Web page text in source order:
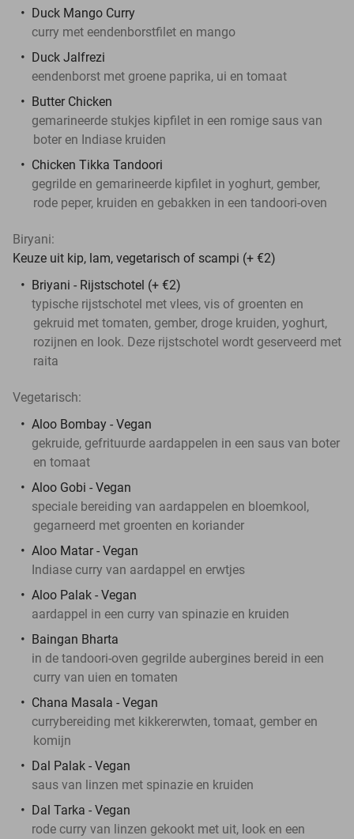
Duck Mango Curry
curry met eendenborstfilet en mango
Duck Jalfrezi
eendenborst met groene paprika, ui en tomaat
Butter Chicken
gemarineerde stukjes kipfilet in een romige saus van
boter en Indiase kruiden
Chicken Tikka Tandoori
gegrilde en gemarineerde kipfilet in yoghurt, gember,
rode peper, kruiden en gebakken in een tandoori-oven
Biryani:
Keuze uit kip, lam, vegetarisch of scampi (+ €2)
Briyani - Rijstschotel (+ €2)
typische rijstschotel met vlees, vis of groenten en
gekruid met tomaten, gember, droge kruiden, yoghurt,
rozijnen en look. Deze rijstschotel wordt geserveerd met
raita
Vegetarisch:
Aloo Bombay - Vegan
gekruide, gefrituurde aardappelen in een saus van boter
en tomaat
Aloo Gobi - Vegan
speciale bereiding van aardappelen en bloemkool,
gegarneerd met groenten en koriander
Aloo Matar - Vegan
Indiase curry van aardappel en erwtjes
Aloo Palak - Vegan
aardappel in een curry van spinazie en kruiden
Baingan Bharta
in de tandoori-oven gegrilde aubergines bereid in een
curry van uien en tomaten
Chana Masala - Vegan
currybereiding met kikkererwten, tomaat, gember en
komijn
Dal Palak - Vegan
saus van linzen met spinazie en kruiden
Dal Tarka - Vegan
rode curry van linzen gekookt met uit, look en een